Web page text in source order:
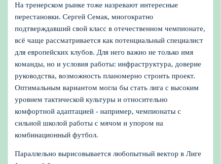
На тренерском рынке тоже назревают интересные
перестановки. Сергей Семак, многократно
подтверждавший свой класс в отечественном чемпионате,
всё чаще рассматривается как потенциальный специалист
для европейских клубов. Для него важно не только имя
команды, но и условия работы: инфраструктура, доверие
руководства, возможность планомерно строить проект.
Оптимальным вариантом могла бы стать лига с высоким
уровнем тактической культуры и относительно
комфортной адаптацией - например, чемпионаты с
сильной школой работы с мячом и упором на
комбинационный футбол.
Параллельно вырисовывается любопытный вектор в Лиге